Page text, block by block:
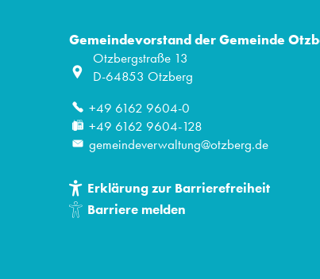
Gemeindevorstand der Gemeinde
Otzbergstraße 13
D-64853 Otzberg
+49 6162 9604-0
+49 6162 9604-128
gemeindeverwaltung@otzberg.de
Erklärung zur Barrierefreiheit
Barriere melden